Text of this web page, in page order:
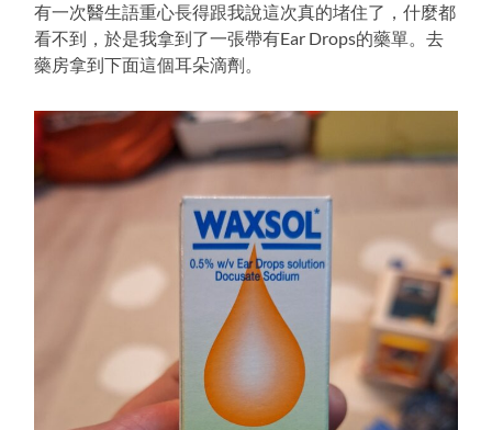
有一次醫生語重心長得跟我說這次真的堵住了，什麼都
看不到，於是我拿到了一張帶有Ear Drops的藥單。去
藥房拿到下面這個耳朵滴劑。